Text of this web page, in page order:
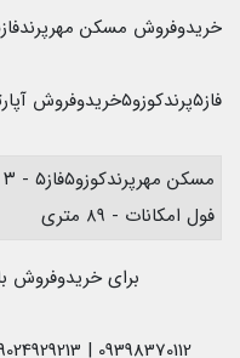
خریدوفروش مسکن مهرپرندفاز۵کوزو۵
فاز۵پرندکوزو۵خریدوفروش آپارتمان
مسکن مهرپرندکوزو۵فاز۵ - ۳ خواب - طبقه ۱۳
فول امکانات - ۸۹ متری
برای خریدوفروش